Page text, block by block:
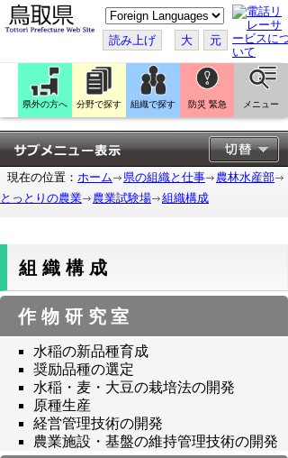
こ
の
ペ
ー
ジ
翻
訳
す
る
読み上げ 大 元
県外の方へ 分野で探す 組織で探す 防災 緊急 メニュー
現在の位置： ホーム 県の組織と仕事
農林水産部
とっとりの農業
農業試験場 組織構成
組織構成
作物研究室
水稲の新品種育成
奨励品種の選定
水稲・麦・大豆の栽培法の開発
原種生産
経営管理技術の開発
農業施設・基盤の維持管理技術の開発